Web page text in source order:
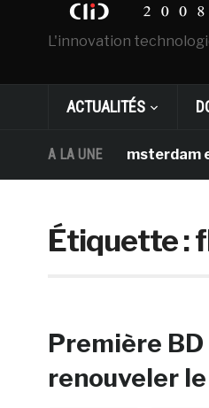
L'innovation
ACTUALITÉS
A LA UNE
Gogh d’Amsterdam et
Étiquette :
Première
renouveler